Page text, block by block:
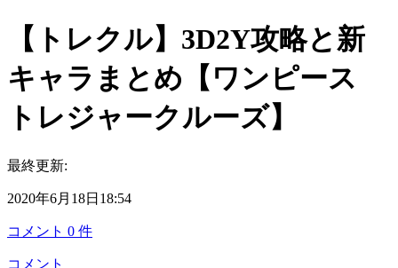
【トレクル】3D2Y攻略と新
キャラまとめ【ワンピース
トレジャークルーズ】
最終更新:
2020年6月18日18:54
コメント 0 件
コメント